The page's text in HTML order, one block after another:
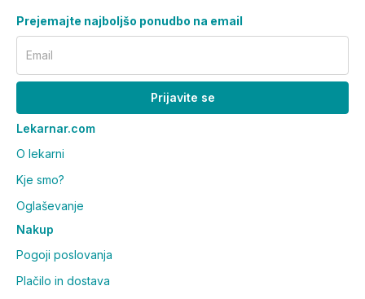
Prejemajte najboljšo ponudbo na email
Email
Prijavite se
Lekarnar.com
O lekarni
Kje smo?
Oglaševanje
Nakup
Pogoji poslovanja
Plačilo in dostava